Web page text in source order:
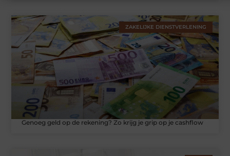
ZAKELIJKE DIENSTVERLENING
Genoeg geld op de rekening? Zo krijg je grip op je cashflow